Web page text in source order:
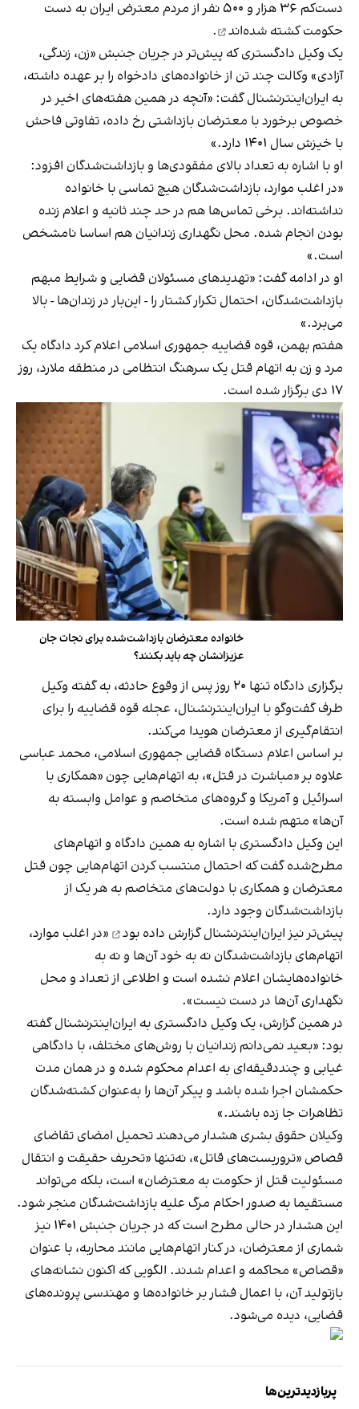
دست‌کم ۳۶ هزار و ۵۰۰ نفر از مردم معترض ایران به دست
حکومتکشته شده‌اند
.
یک وکیل دادگستری که پیش‌تر در جریان جنبش «زن، زندگی،
آزادی» وکالت چند تن از خانواده‌های دادخواه را بر عهده داشته،
به ایران‌اینترنشنال گفت: «آنچه در همین هفته‌های اخیر در
خصوص برخورد با معترضان بازداشتی رخ داده، تفاوتی فاحش
با خیزش سال ۱۴۰۱ دارد.»
او با اشاره به تعداد بالای مفقودی‌ها و بازداشت‌شدگان افزود:
«در اغلب موارد، بازداشت‌شدگان هیچ تماسی با خانواده
نداشته‌اند. برخی تماس‌ها هم در حد چند ثانیه و اعلام زنده
بودن انجام شده. محل نگهداری زندانیان هم اساسا نامشخص
است.»
او در ادامه گفت: «تهدیدهای مسئولان قضایی و شرایط مبهم
بازداشت‌شدگان، احتمال تکرار کشتار را - این‌بار در زندان‌ها - بالا
می‌برد.»
هفتم بهمن، قوه قضاییه جمهوری اسلامی اعلام کرد دادگاه یک
مرد و زن به اتهام قتل یک سرهنگ انتظامی در منطقه ملارد، روز
۱۷ دی برگزار شده است.
خانواده معترضان بازداشت‌شده برای نجات جان
عزیزانشان چه باید بکنند؟
برگزاری دادگاه تنها ۲۰ روز پس از وقوع حادثه، به گفته وکیل
طرف گفت‌وگو با ایران‌اینترنشنال، عجله قوه قضاییه را برای
انتقام‌گیری از معترضان هویدا می‌کند.
بر اساس اعلام دستگاه قضایی جمهوری اسلامی، محمد عباسی
علاوه بر «مباشرت در قتل»، به اتهام‌هایی چون «همکاری با
اسرائیل و آمریکا و گروه‌های متخاصم و عوامل وابسته به
آن‌ها» متهم شده است.
این وکیل دادگستری با اشاره به همین دادگاه و اتهام‌های
مطرح‌شده گفت که احتمال منتسب کردن اتهام‌هایی چون قتل
معترضان و همکاری با دولت‌های متخاصم به هر یک از
بازداشت‌شدگان وجود دارد.
پیش‌تر نیز ایران‌اینترنشنالگزارش داده بود
«در اغلب موارد،
اتهام‌های بازداشت‌شدگان نه به خود آن‌ها و نه به
خانواده‌هایشان اعلام نشده است و اطلاعی از تعداد و محل
نگهداری آن‌ها در دست نیست».
در همین گزارش، یک وکیل دادگستری به ایران‌اینترنشنال گفته
بود: «بعید نمی‌دانم زندانیان با روش‌های مختلف، با دادگاهی
غیابی و چنددقیقه‌ای به اعدام محکوم شده و در همان مدت
حکمشان اجرا شده باشد و پیکر آن‌ها را به‌عنوان کشته‌شدگان
تظاهرات جا زده باشند.»
وکیلان حقوق بشری هشدار می‌دهند تحمیل امضای تقاضای
قصاص «تروریست‌های قاتل»، نه‌تنها «تحریف حقیقت و انتقال
مسئولیت قتل از حکومت به معترضان» است، بلکه می‌تواند
مستقیما به صدور احکام مرگ علیه بازداشت‌شدگان منجر شود.
این هشدار در حالی مطرح است که در جریان جنبش ۱۴۰۱ نیز
شماری از معترضان، در کنار اتهام‌هایی مانند محاربه، با عنوان
«قصاص» محاکمه و اعدام شدند. الگویی که اکنون نشانه‌های
بازتولید آن، با اعمال فشار بر خانواده‌ها و مهندسی پرونده‌های
قضایی، دیده می‌شود.
پربازدیدترین‌ها